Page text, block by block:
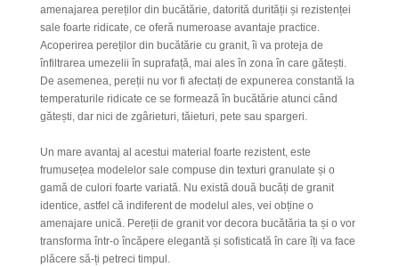
amenajarea pereților din bucătărie, datorită durității și rezistenței
sale foarte ridicate, ce oferă numeroase avantaje practice.
Acoperirea pereților din bucătărie cu granit, îi va proteja de
înfiltrarea umezelii în suprafață, mai ales în zona în care gătești.
De asemenea, pereții nu vor fi afectați de expunerea constantă la
temperaturile ridicate ce se formează în bucătărie atunci când
gătești, dar nici de zgârieturi, tăieturi, pete sau spargeri.
Un mare avantaj al acestui material foarte rezistent, este
frumusețea modelelor sale compuse din texturi granulate și o
gamă de culori foarte variată. Nu există două bucăți de granit
identice, astfel că indiferent de modelul ales, vei obține o
amenajare unică. Pereții de granit vor decora bucătăria ta și o vor
transforma într-o încăpere elegantă și sofisticată în care îți va face
plăcere să-ți petreci timpul.